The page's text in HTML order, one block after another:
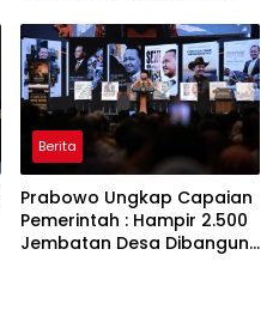
Gunakan Akal Sehat
Berita
Prabowo Ungkap Capaian
Pemerintah : Hampir 2.500
Jembatan Desa Dibangun,